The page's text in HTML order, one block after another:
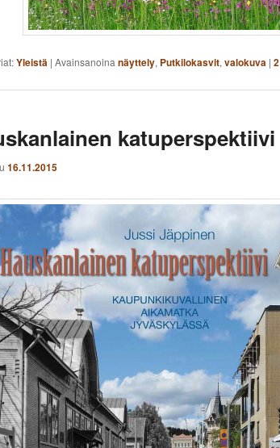
Yleistä | Avainsanoina näyttely, Putkilokasvit, valokuva | 2
katuperspektiivi
16.11.2015